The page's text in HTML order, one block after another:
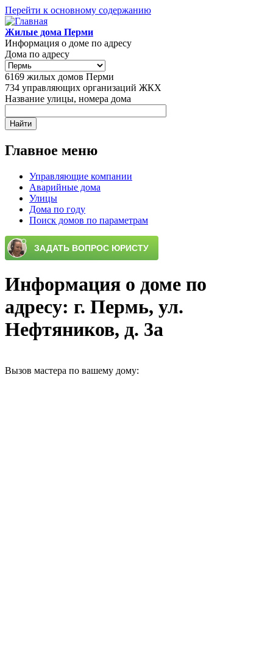
Перейти к основному содержанию
Жилые дома Перми
Информация о доме по адресу
Дома по адресу
6169 жилых домов Перми
734 управляющих организаций ЖКХ
Название улицы, номера дома
Главное меню
Управляющие компании
Аварийные дома
Улицы
Дома по году
Поиск домов по параметрам
Информация о доме по
адресу: г. Пермь, ул.
Нефтяников, д. 3а
Вызов мастера по вашему дому: